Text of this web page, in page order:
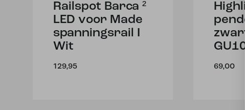
Railspot Barca ²
LED voor Made
spanningsrail I
Wit
129,95
GU10
69,00